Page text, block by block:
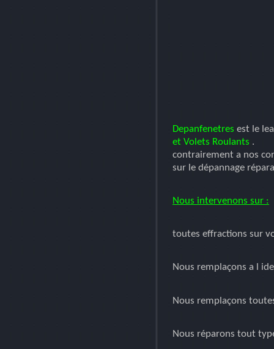
Depanfenetres est le
et Volets Roulants .
contrairement a nos
sur le dépannage
Nous intervenons sur :
toutes effractions sur
Nous remplaçons a l
Nous remplaçons
Nous réparons tout